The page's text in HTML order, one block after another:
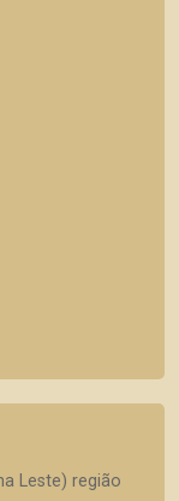
Leste) região